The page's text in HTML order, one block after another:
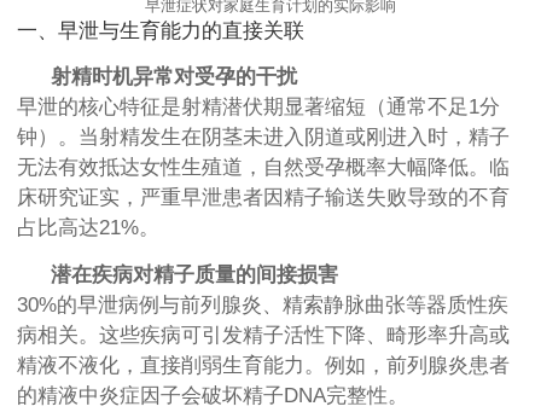
早泄症状对家庭生育计划的实际影响
一、早泄与生育能力的直接关联
射精时机异常对受孕的干扰
早泄的核心特征是射精潜伏期显著缩短（通常不足1分
钟）。当射精发生在阴茎未进入阴道或刚进入时，精子
无法有效抵达女性生殖道，自然受孕概率大幅降低。临
床研究证实，严重早泄患者因精子输送失败导致的不育
占比高达21%。
潜在疾病对精子质量的间接损害
30%的早泄病例与前列腺炎、精索静脉曲张等器质性疾
病相关。这些疾病可引发精子活性下降、畸形率升高或
精液不液化，直接削弱生育能力。例如，前列腺炎患者
的精液中炎症因子会破坏精子DNA完整性。